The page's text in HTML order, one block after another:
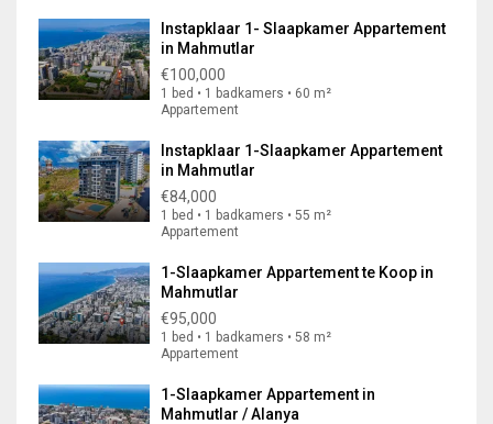
Instapklaar 1- Slaapkamer Appartement
in Mahmutlar
€100,000
1 bed • 1 badkamers • 60 m²
Appartement
Instapklaar 1-Slaapkamer Appartement
in Mahmutlar
€84,000
1 bed • 1 badkamers • 55 m²
Appartement
1-Slaapkamer Appartement te Koop in
Mahmutlar
€95,000
1 bed • 1 badkamers • 58 m²
Appartement
1-Slaapkamer Appartement in
Mahmutlar / Alanya